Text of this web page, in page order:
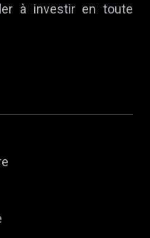
à investir en toute